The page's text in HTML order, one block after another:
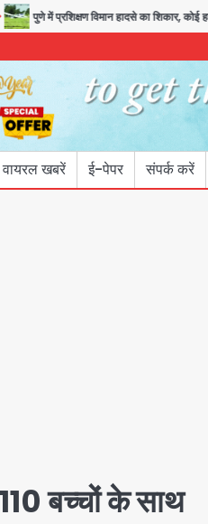
में प्रशिक्षण विमान हादसे का शिकार, कोई हताहत नहीं
वायरल खबरें ई-पेपर संपर्क करें
बच्चों के साथ